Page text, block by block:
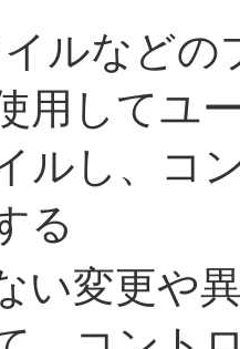
イルなど
用してユ
ルし、コ
る
い変更や